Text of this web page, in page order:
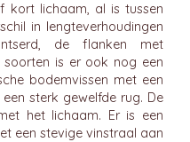
kort lichaam, al is tussen
in lengteverhoudingen
de flanken met
soorten is er ook nog een
bodemvissen met een
sterk gewelfde rug. De
het lichaam. Er is een
een stevige vinstraal aan